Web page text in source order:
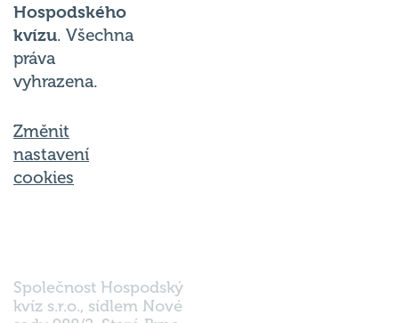
Hospodského
kvízu. Všechna
práva
vyhrazena.
Změnit
nastavení
cookies
Společnost Hospodský
kvíz s.r.o., sídlem Nové